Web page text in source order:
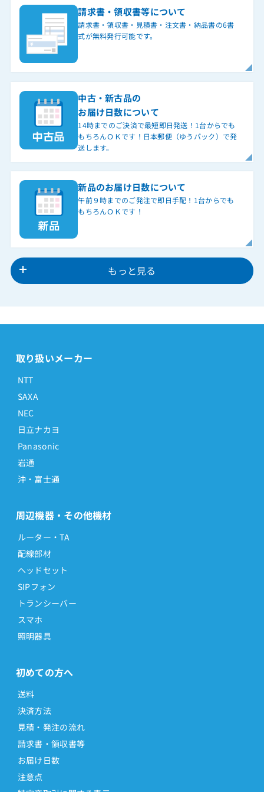
請求書・領収書等について
請求書・領収書・見積書・注文書・納品書の6書
式が無料発行可能です。
中古・新古品の
お届け日数について
14時までのご決済で最短即日発送！1台からでも
もちろんＯＫです！日本郵便（ゆうパック）で発
送します。
新品のお届け日数について
午前９時までのご発注で即日手配！1台からでも
もちろんＯＫです！
もっと見る
取り扱いメーカー
NTT
SAXA
NEC
日立ナカヨ
Panasonic
岩通
沖・富士通
周辺機器・その他機材
ルーター・TA
配線部材
ヘッドセット
SIPフォン
トランシーバー
スマホ
照明器具
初めての方へ
送料
決済方法
見積・発注の流れ
請求書・領収書等
お届け日数
注意点